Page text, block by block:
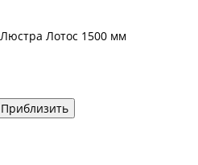
Люстра Лотос 1500 мм
Приблизить